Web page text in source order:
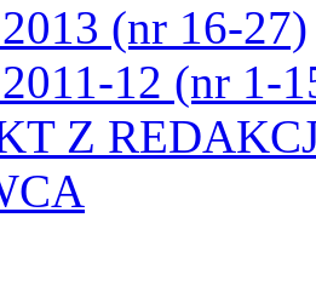
(nr 16-27)
12 (nr 1-
Z